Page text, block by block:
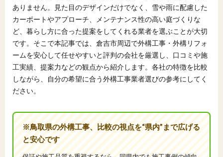
ありません。見た目のデザインだけでなく、雪や雨に配慮した
カーポートやアプローチ、メンテナンス性の高い庭づくりな
ど、暮らし方に合った提案をしてくれる業者を選ぶことが大切
です。そこで本記事では、倉吉市周辺で外構工事・外構リフォ
ームを安心して任せやすいと評判の会社を厳選し、口コミや施
工実績、提案力などの観点から紹介します。各社の特徴を比較
しながら、自分の希望に合う外構工事業者選びの参考にしてく
ださい。
※鳥取県の外構工事、比較の視点を“県内”まで広げる
と安心です